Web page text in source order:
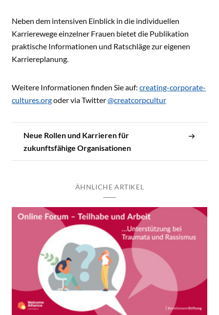
Neben dem intensiven Einblick in die individuellen
Karrierewege einzelner Frauen bietet die Publikation
praktische Informationen und Ratschläge zur eigenen
Karriereplanung.
Weitere Informationen finden Sie auf: creating-corporate-
cultures.orgoder via Twitter@creatcorpcultur
Neue Rollen und Karrieren für
zukunftsfähige Organisationen
ÄHNLICHE ARTIKEL